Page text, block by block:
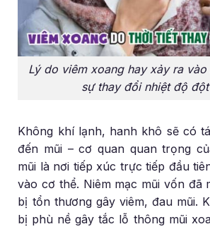
Lý do viêm xoang hay xảy ra vào
sự thay đổi nhiệt độ
Không khí lạnh, hanh khô sẽ có
đến mũi – cơ quan quan trọng
mũi là nơi tiếp xúc trực tiếp đầu
vào cơ thể. Niêm mạc mũi vốn đã
bị tổn thương gây viêm, đau mũi.
bị phù nề gây tắc lỗ thông mũi